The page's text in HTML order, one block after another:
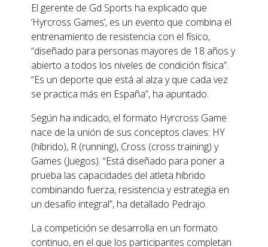
El gerente de Gd Sports ha explicado que
‘Hyrcross Games’, es un evento que combina el
entrenamiento de resistencia con el físico,
“diseñado para personas mayores de 18 años y
abierto a todos los niveles de condición física”.
“Es un deporte que está al alza y que cada vez
se practica más en España”, ha apuntado.
Según ha indicado, el formato Hyrcross Game
nace de la unión de sus conceptos claves: HY
(híbrido), R (running), Cross (cross training) y
Games (Juegos). “Está diseñado para poner a
prueba las capacidades del atleta híbrido
combinando fuerza, resistencia y estrategia en
un desafío integral”, ha detallado Pedrajo.
La competición se desarrolla en un formato
continuo, en el que los participantes completan